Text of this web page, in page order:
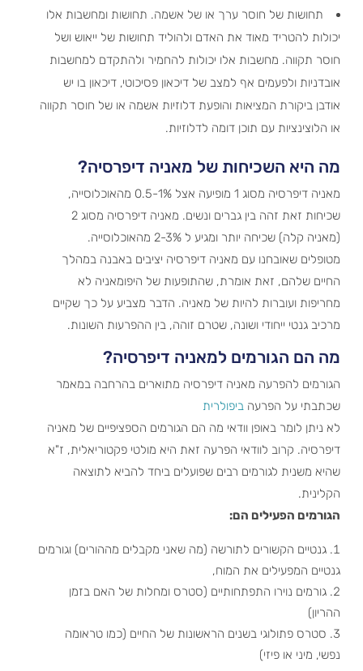
תחושות של חוסר ערך או של אשמה. תחושות ומחשבות אלו
יכולות להטריד מאוד את האדם ולהוליד תחושות של ייאוש ושל
חוסר תקווה. מחשבות אלו יכולות להחמיר ולהתקדם למחשבות
אובדניות ולפעמים אף למצב של דיכאון פסיכוטי, דיכאון בו יש
אודבן ביקורת המציאות והופעת דלוזיות אשמה או של חוסר תקווה
או הלוצינציות עם תוכן דומה לדלוזיות.
מה היא השכיחות של מאניה דיפרסיה?
מאניה דיפרסיה מסוג 1 מופיעה אצל 0.5-1% מהאוכלוסייה,
שכיחות זאת זהה בין גברים ונשים. מאניה דיפרסיה מסוג 2
(מאניה קלה) שכיחה יותר ומגיע ל 2-3% מהאוכלוסייה.
מטופלים שאובחנו עם מאניה דיפרסיה יציבים באבנה במהלך
החיים שלהם, זאת אומרת, שהתופעות של היפומאניה לא
מחריפות ועוברות להיות של מאניה. הדבר מצביע על כך שקיים
מרכיב גנטי ייחודי ושונה, שטרם זוהה, בין ההפרעות השונות.
מה הם הגורמים למאניה דיפרסיה?
הגורמים להפרעה מאניה דיפרסיה מתוארים בהרחבה במאמר
שכתבתי על הפרעה ביפולרית
לא ניתן לומר באופן וודאי מה הם הגורמים הספציפיים של מאניה
דיפרסיה. קרוב לוודאי הפרעה זאת היא מולטי פקטוריאלית, ז"א
שהיא משנית לגורמים רבים שפועלים ביחד להביא לתוצאה
הקלינית.
הגורמים הפעילים הם:
גנטיים הקשורים לתורשה (מה שאני מקבלים מההורים) וגורמים
גנטיים המפעילים את המוח,
גורמים נוירו התפתחותיים (סטרס ומחלות של האם בזמן
ההריון)
סטרס פתולוגי בשנים הראשונות של החיים (כמו טראומה
נפשי, מיני או פיזי)